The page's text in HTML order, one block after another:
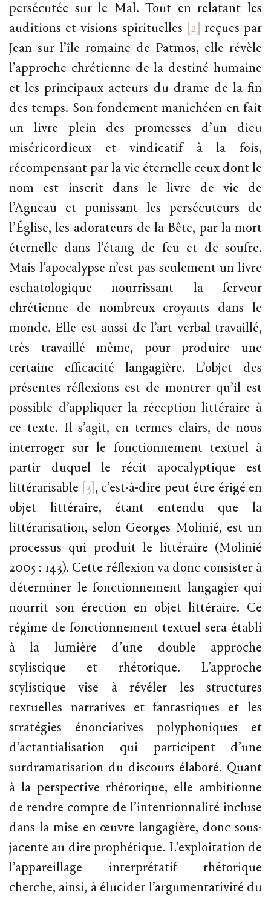
persécutée sur le Mal. Tout en relatant les
auditions et visions spirituelles
[2]
reçues par
Jean sur l’île romaine de Patmos, elle révèle
l’approche chrétienne de la destiné humaine
et les principaux acteurs du drame de la fin
des temps. Son fondement manichéen en fait
un livre plein des promesses d’un dieu
miséricordieux et vindicatif à la fois,
récompensant par la vie éternelle ceux dont le
nom est inscrit dans le livre de vie de
l’Agneau et punissant les persécuteurs de
l’Église, les adorateurs de la Bête, par la mort
éternelle dans l’étang de feu et de soufre.
Mais l’apocalypse n’est pas seulement un livre
eschatologique nourrissant la ferveur
chrétienne de nombreux croyants dans le
monde. Elle est aussi de l’art verbal travaillé,
très travaillé même, pour produire une
certaine efficacité langagière. L’objet des
présentes réflexions est de montrer qu’il est
possible d’appliquer la réception littéraire à
ce texte. Il s’agit, en termes clairs, de nous
interroger sur le fonctionnement textuel à
partir duquel le récit apocalyptique est
littérarisable
[3] , c’est-à-dire peut être érigé en
objet littéraire, étant entendu que la
littérarisation, selon Georges Molinié, est un
processus qui produit le littéraire (Molinié
2005 : 143). Cette réflexion va donc consister à
déterminer le fonctionnement langagier qui
nourrit son érection en objet littéraire. Ce
régime de fonctionnement textuel sera établi
à la lumière d’une double approche
stylistique et rhétorique. L’approche
stylistique vise à révéler les structures
textuelles narratives et fantastiques et les
stratégies énonciatives polyphoniques et
d’actantialisation qui participent d’une
surdramatisation du discours élaboré. Quant
à la perspective rhétorique, elle ambitionne
de rendre compte de l’intentionnalité incluse
dans la mise en œuvre langagière, donc sous-
jacente au dire prophétique. L’exploitation de
l’appareillage interprétatif rhétorique
cherche, ainsi, à élucider l’argumentativité du